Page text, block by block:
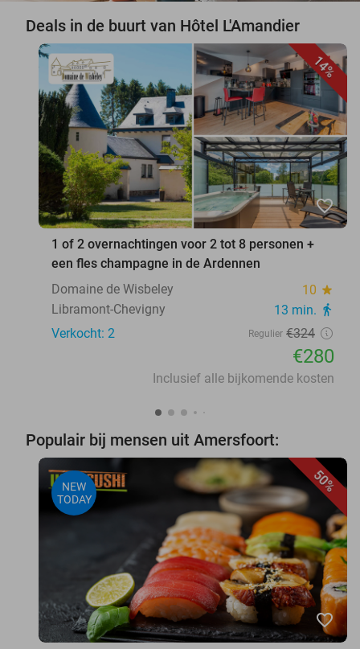
Deals in de buurt van Hôtel L'Amandier
14%
favorite_border
1 of 2 overnachtingen voor 2 tot 8 personen +
een fles champagne in de Ardennen
Domaine de Wisbeley
10 star
Libramont-Chevigny 13 min. directions_walk
Verkocht: 2 Regulier €324
€280
Inclusief alle bijkomende kosten
Populair bij mensen uit Amersfoort:
50%
NEW
TODAY
favorite_border